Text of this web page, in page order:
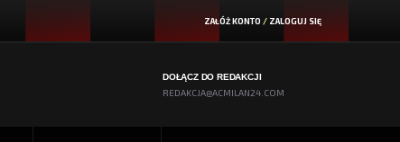
ZAŁÓŻ KONTO / ZALOGUJ SIĘ
DOŁĄCZ DO REDAKCJI
REDAKCJA@ACMILAN24.COM